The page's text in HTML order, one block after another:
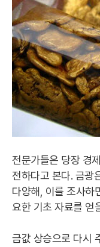
전문가들은 당장 경
전하다고 본다. 금광
다양해, 이를 조사하
요한 기초 자료를 얻
금값 상승으로 다시